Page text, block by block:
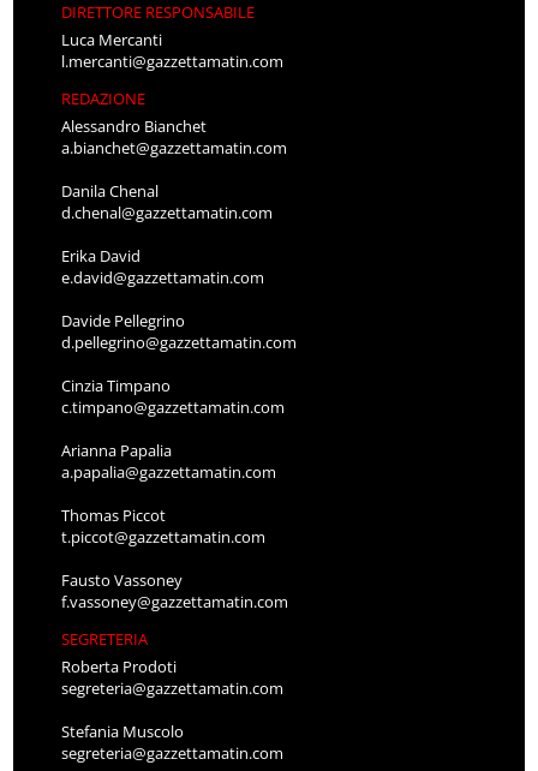
DIRETTORE RESPONSABILE
Luca Mercanti
l.mercanti@gazzettamatin.com
REDAZIONE
Alessandro Bianchet
a.bianchet@gazzettamatin.com
Danila Chenal
d.chenal@gazzettamatin.com
Erika David
e.david@gazzettamatin.com
Davide Pellegrino
d.pellegrino@gazzettamatin.com
Cinzia Timpano
c.timpano@gazzettamatin.com
Arianna Papalia
a.papalia@gazzettamatin.com
Thomas Piccot
t.piccot@gazzettamatin.com
Fausto Vassoney
f.vassoney@gazzettamatin.com
SEGRETERIA
Roberta Prodoti
segreteria@gazzettamatin.com
Stefania Muscolo
segreteria@gazzettamatin.com